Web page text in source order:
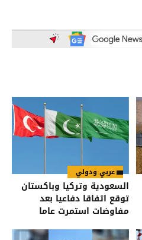
عربي ودولي
السعودية وتركيا وباكستان
توقع اتفاقا دفاعيا بعد
مفاوضات استمرت عاما